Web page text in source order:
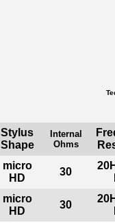
Stylus
Shape
Internal
Ohms
micro
HD
30
micro
HD
30